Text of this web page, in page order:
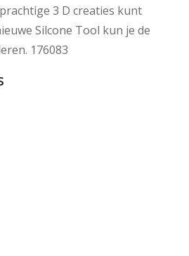
3 D creaties kunt
Silcone Tool kun je de
176083